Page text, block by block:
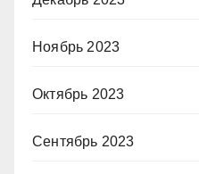
Ноябрь 2023
Октябрь 2023
Сентябрь 2023